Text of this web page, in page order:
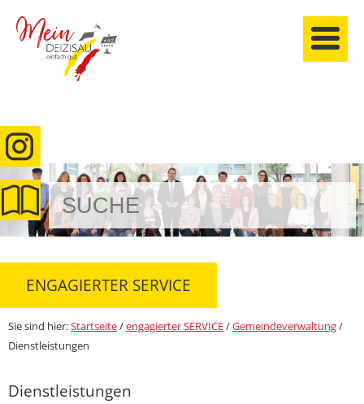
anmelden
ENGAGIERTER SERVICE
Sie sind hier:Startseite/engagierter SERVICE/Gemeindeverwaltung/
Dienstleistungen
Dienstleistungen